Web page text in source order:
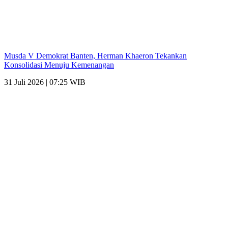
Musda V Demokrat Banten, Herman Khaeron Tekankan
Konsolidasi Menuju Kemenangan
31 Juli 2026 | 07:25 WIB